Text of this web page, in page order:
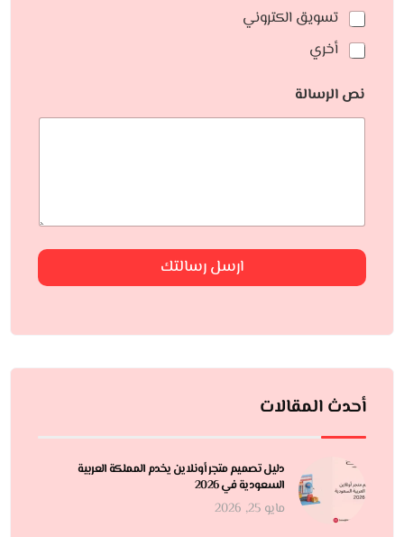
تسويق الكتروني
أخري
نص الرسالة
ارسل رسالتك
أحدث المقالات
دليل تصميم متجر أونلاين يخدم المملكة العربية
السعودية في 2026
مايو 25, 2026